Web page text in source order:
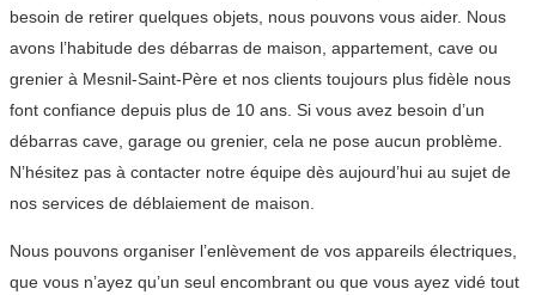
besoin de retirer quelques objets, nous pouvons vous aider. Nous
avons l’habitude des débarras de maison, appartement, cave ou
grenier à Mesnil-Saint-Père et nos clients toujours plus fidèle nous
font confiance depuis plus de 10 ans. Si vous avez besoin d’un
débarras cave, garage ou grenier, cela ne pose aucun problème.
N’hésitez pas à contacter notre équipe dès aujourd’hui au sujet de
nos services de déblaiement de maison.
Nous pouvons organiser l’enlèvement de vos appareils électriques,
que vous n’ayez qu’un seul encombrant ou que vous ayez vidé tout